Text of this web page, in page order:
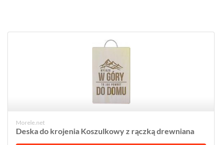
Morele.net
Deska do krojenia Koszulkowy z rączką drewniana